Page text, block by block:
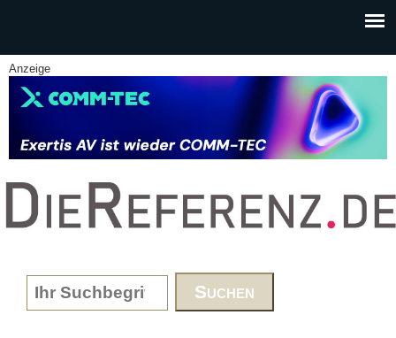
Anzeige
www.DieReferenz.de
Search form